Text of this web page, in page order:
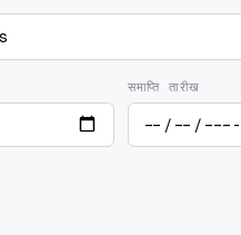
समाप्ति तारीख